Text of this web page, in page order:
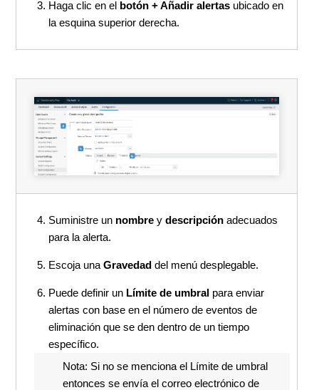
Haga clic en el botón + Añadir alertasubicado en
la esquina superior derecha.
Suministre un nombrey descripciónadecuados
para la alerta.
Escoja una Gravedaddel menú desplegable.
Puede definir un Límite de umbralpara enviar
alertas con base en el número de eventos de
eliminación que se den dentro de un tiempo
específico.
Nota: Si no se menciona el Límite de umbral
entonces se envía el correo electrónico de